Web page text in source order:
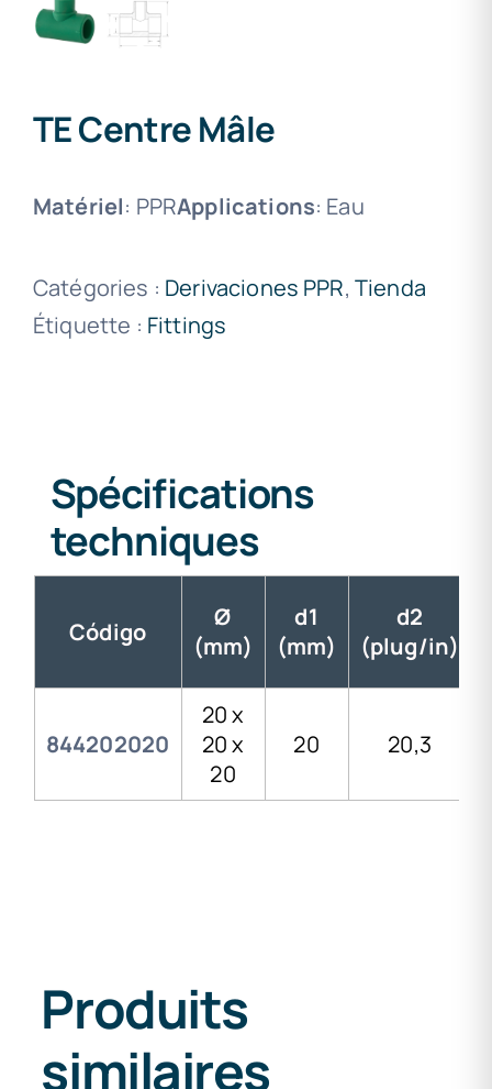
TE Centre Mâle
Matériel: PPRApplications: Eau
Catégories : Derivaciones PPR, Tienda
Étiquette : Fittings
Spécifications
techniques
Código
Ø
(mm)
d1
(mm)
d2
(plug/in)
844202020
20 x
20 x
20
20 20,3
Produits
similaires